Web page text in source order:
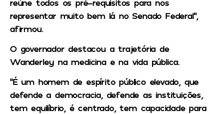
reúne todos os pré-requisitos para nos
representar muito bem lá no Senado Federal”,
afirmou.
O governador destacou a trajetória de
Wanderley na medicina e na vida pública.
“É um homem de espírito público elevado, que
defende a democracia, defende as instituições,
tem equilíbrio, é centrado, tem capacidade para